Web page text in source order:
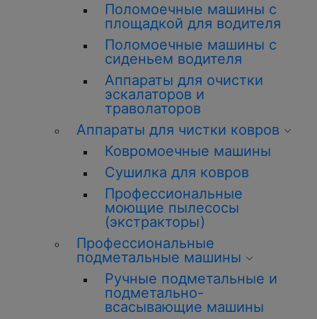
Поломоечные машины с
площадкой для водителя
Поломоечные машины с
сиденьем водителя
Аппараты для очистки
эскалаторов и
траволаторов
Аппараты для чистки ковров
Ковромоечные машины
Сушилка для ковров
Профессиональные
моющие пылесосы
(экстракторы)
Профессиональные
подметальные машины
Ручные подметальные и
подметально-
всасывающие машины